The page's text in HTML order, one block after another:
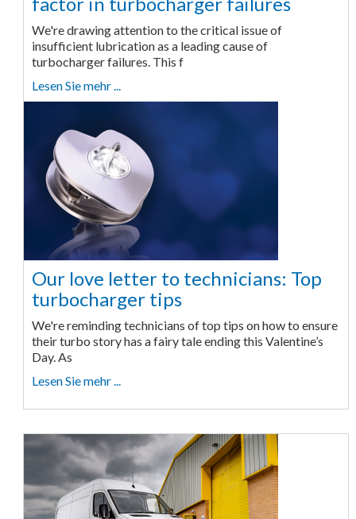
We're drawing attention to the critical issue of
insufficient lubrication as a leading cause of
turbocharger failures. This f
Lesen Sie mehr ...
Our love letter to technicians: Top
turbocharger tips
We're reminding technicians of top tips on how to ensure
their turbo story has a fairy tale ending this Valentine’s
Day. As
Lesen Sie mehr ...